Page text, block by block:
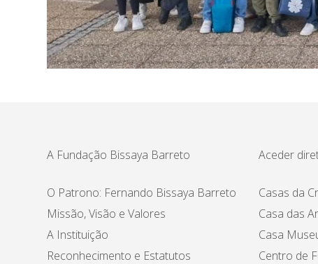
A Fundação Bissaya Barreto
O Patrono: Fernando Bissaya Barreto
Missão, Visão e Valores
A Instituição
Reconhecimento e Estatutos
Aceder
Casas da
Casa das
Casa
Centro de